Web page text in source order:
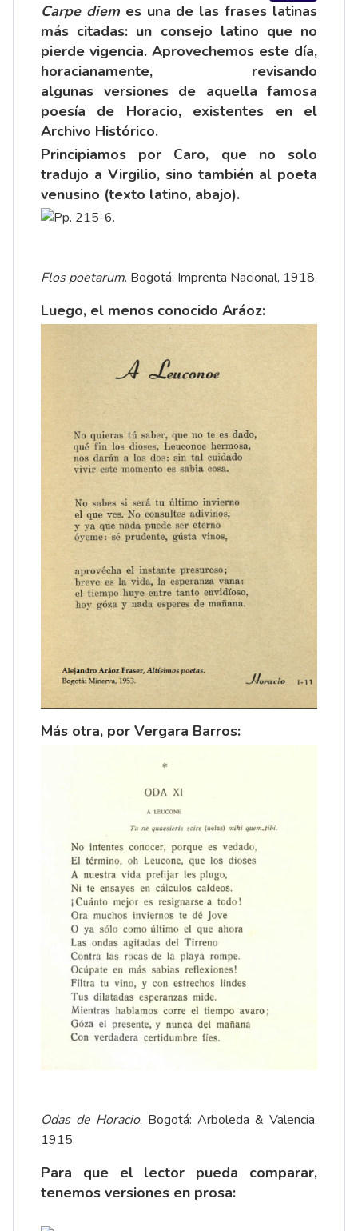
Carpe diemes una de las frases latinas
más citadas: un consejo latino que no
pierde vigencia. Aprovechemos este día,
horacianamente, revisando
algunas versiones de aquella famosa
poesía de Horacio, existentes en el
Archivo Histórico.
Principiamos por Caro, que no solo
tradujo a Virgilio, sino también al poeta
venusino (texto latino, abajo).
Flos poetarum. Bogotá: Imprenta Nacional, 1918.
Luego, el menos conocido Aráoz:
Más otra, por Vergara Barros:
Odas de Horacio. Bogotá: Arboleda & Valencia,
1915.
Para que el lector pueda comparar,
tenemos versiones en prosa: